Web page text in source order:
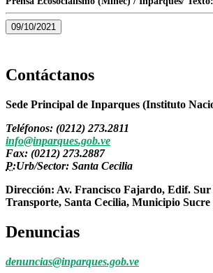
09/10/2021
Contáctanos
Sede Principal de Inparques (Instituto
Teléfonos: (0212) 273.2811
info@inparques.gob.ve
Fax: (0212) 273.2887
P:Urb/Sector: Santa Cecilia
Dirección: Av. Francisco Fajardo, Edif. Sur
Transporte, Santa Cecilia, Municipio
Denuncias
denuncias@inparques.gob.ve